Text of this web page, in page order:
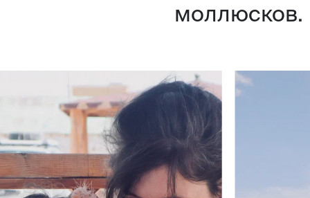
моллюсков.